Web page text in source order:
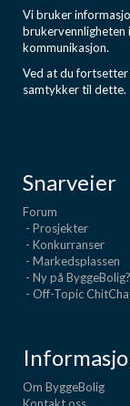
Vi bruker
brukervennligheten
kommunikasjon.
Ved at du fortsetter
samtykker til dette.
Snarveier
Forum
- Prosjekter
- Konkurranser
- Markedsplassen
- Ny på ByggeBolig?
- Off-Topic
Om ByggeBolig